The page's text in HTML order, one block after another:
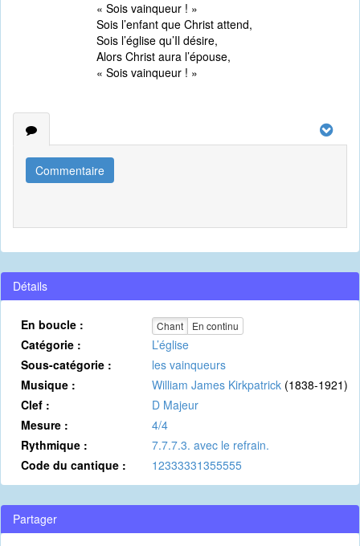
« Sois vainqueur ! »
Sois l’enfant que Christ attend,
Sois l’église qu’Il désire,
Alors Christ aura l’épouse,
« Sois vainqueur ! »
Commentaire
Détails
En boucle : Chant En continu
Catégorie :
L’église
Sous-catégorie :
les vainqueurs
Musique :
William James Kirkpatrick (1838-1921)
Clef :
D Majeur
Mesure :
4/4
Rythmique :
7.7.7.3. avec le refrain.
Code du cantique :
12333331355555
Partager